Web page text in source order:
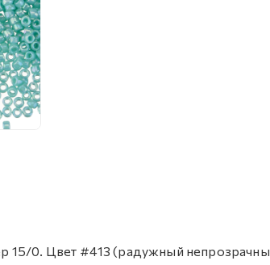
15/0. Цвет #413 (радужный